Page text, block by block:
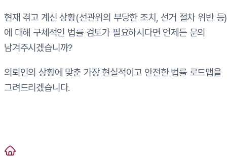
현재 겪고 계신 상황(선관위의 부당한 조치, 선거 절차 위반 등)
에 대해 구체적인 법률 검토가 필요하시다면 언제든 문의
남겨주시겠습니까?
의뢰인의 상황에 맞춘 가장 현실적이고 안전한 법률 로드맵을
그려드리겠습니다.